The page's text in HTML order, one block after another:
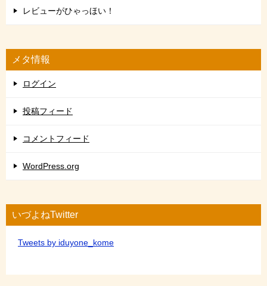
レビューがひゃっほい！
メタ情報
ログイン
投稿フィード
コメントフィード
WordPress.org
いづよねTwitter
Tweets by iduyone_kome